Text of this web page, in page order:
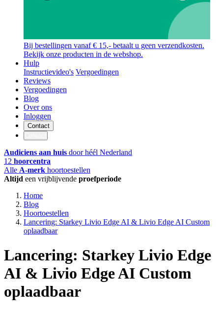
Bij bestellingen vanaf € 15,- betaalt u geen verzendkosten.
Bekijk onze producten in de webshop.
Hulp
Instructievideo's Vergoedingen
Reviews
Vergoedingen
Blog
Over ons
Inloggen
Contact
Audiciens aan huis door héél Nederland
12 hoorcentra
Alle A-merk hoortoestellen
Altijd een vrijblijvende proefperiode
Home
Blog
Hoortoestellen
Lancering: Starkey Livio Edge AI & Livio Edge AI Custom
oplaadbaar
Lancering: Starkey Livio Edge
AI & Livio Edge AI Custom
oplaadbaar